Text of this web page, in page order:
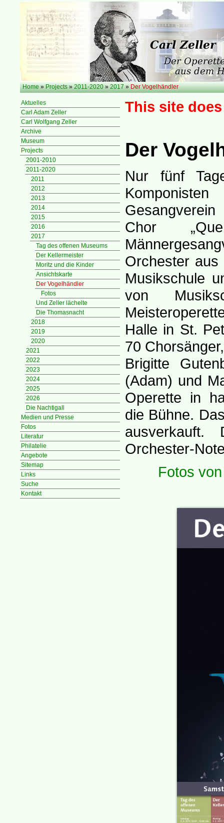
Home »Projects »2011-2020 »2017 »Der Vogelhändler
Aktuelles
Carl Adam Zeller
Carl Wolfgang Zeller
Archive
Museum
Projects
2001-2010
2011-2020
2011
2012
2013
2014
2015
2016
2017
Tag des offenen Museums
Der Kellermeister
Moritz und die Kinder
Ansichtskarte
Der Vogelhändler
Fotos
Und Zeller lächelte
Die Thomasnacht
2018
2019
2020
2021
2022
2023
2024
2025
2026
Die Nachtigall
Medien und Presse
Fotos
Literatur
Philatelie
Angebote
Sitemap
Links
Suche
Kontakt
This site
Der
Nur fünf
Chor
Orchester
Musikschule
von
Halle in St.
70
Brigitte
(Adam) und
Operette in
die Bühne.
Orchester-
Fotos